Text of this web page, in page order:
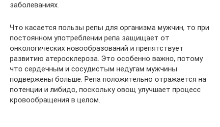
заболеваниях.
Что касается пользы репы для организма мужчин, то при
постоянном употреблении репа защищает от
онкологических новообразований и препятствует
развитию атеросклероза. Это особенно важно, потому
что сердечным и сосудистым недугам мужчины
подвержены больше. Репа положительно отражается на
потенции и либидо, поскольку овощ улучшает процесс
кровообращения в целом.